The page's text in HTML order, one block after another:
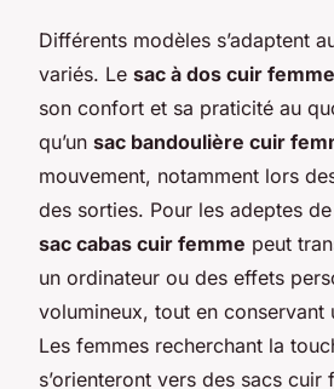
Différents modèles s’adaptent
variés. Le sac à dos cuir femme
son confort et sa praticité au
qu’un sac bandoulière cuir
mouvement, notamment lors
des sorties. Pour les adeptes
sac cabas cuir femme peut
un ordinateur ou des effets
volumineux, tout en conservant
Les femmes recherchant la
s’orienteront vers des sacs cuir